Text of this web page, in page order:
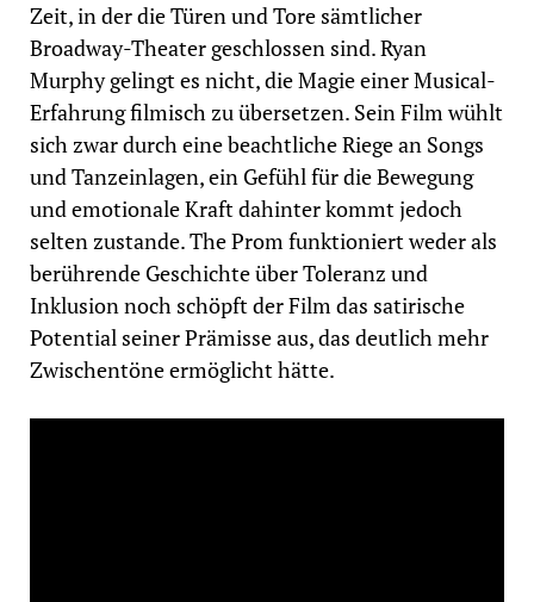
Zeit, in der die Türen und Tore sämtlicher
Broadway-Theater geschlossen sind. Ryan
Murphy gelingt es nicht, die Magie einer Musical-
Erfahrung filmisch zu übersetzen. Sein Film wühlt
sich zwar durch eine beachtliche Riege an Songs
und Tanzeinlagen, ein Gefühl für die Bewegung
und emotionale Kraft dahinter kommt jedoch
selten zustande. The Prom funktioniert weder als
berührende Geschichte über Toleranz und
Inklusion noch schöpft der Film das satirische
Potential seiner Prämisse aus, das deutlich mehr
Zwischentöne ermöglicht hätte.